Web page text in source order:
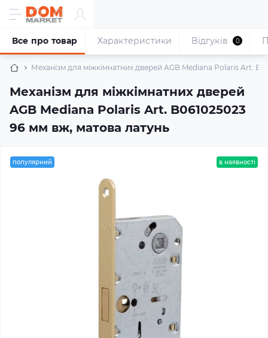
Механізм для міжкімнатних дверей AGB Mediana Polaris Art.
Механізм для міжкімнатних дверей
AGB Mediana Polaris Art. B061025023
96 мм вж, матова латунь
Все про товар Характеристики Відгуків 0
популярний в наявності